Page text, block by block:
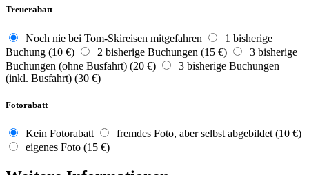
Treuerabatt
Noch nie bei Tom-Skireisen mitgefahren
1 bisherige
Buchung (10 €)
2 bisherige Buchungen (15 €)
3 bisherige
Buchungen (ohne Busfahrt) (20 €)
3 bisherige Buchungen
(inkl. Busfahrt) (30 €)
Fotorabatt
Kein Fotorabatt
fremdes Foto, aber selbst abgebildet (10 €)
eigenes Foto (15 €)